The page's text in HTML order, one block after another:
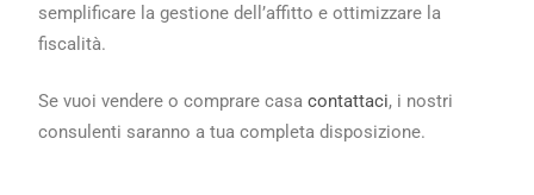
semplificare la gestione dell’affitto e ottimizzare la
fiscalità.
Se vuoi vendere o comprare casacontattaci, i nostri
consulenti saranno a tua completa disposizione.